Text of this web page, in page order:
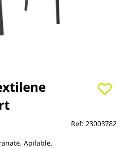
Ref: 23003782
Apilable.